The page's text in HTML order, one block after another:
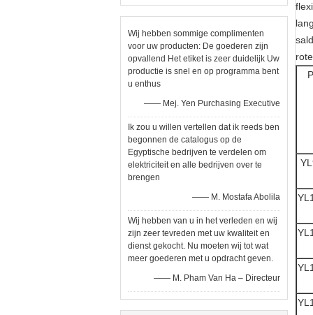
Wij hebben sommige complimenten
voor uw producten: De goederen zijn
opvallend Het etiket is zeer duidelijk Uw
productie is snel en op programma bent
u enthus
—— Mej. Yen Purchasing Executive
Ik zou u willen vertellen dat ik reeds ben
begonnen de catalogus op de
Egyptische bedrijven te verdelen om
elektriciteit en alle bedrijven over te
brengen
—— M. Mostafa Abolila
Wij hebben van u in het verleden en wij
zijn zeer tevreden met uw kwaliteit en
dienst gekocht. Nu moeten wij tot wat
meer goederen met u opdracht geven.
—— M. Pham Van Ha – Directeur